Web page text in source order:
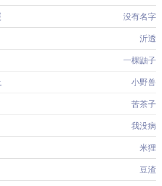
没有名字
沂透
一棵鼬子
小野兽
苦茶子
我没病
米狸
豆渣